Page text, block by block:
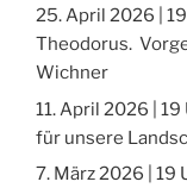
25. April 2026 |
Theodorus.
Wichner
11. April 2026 |
für unsere
7. März 2026 | 19